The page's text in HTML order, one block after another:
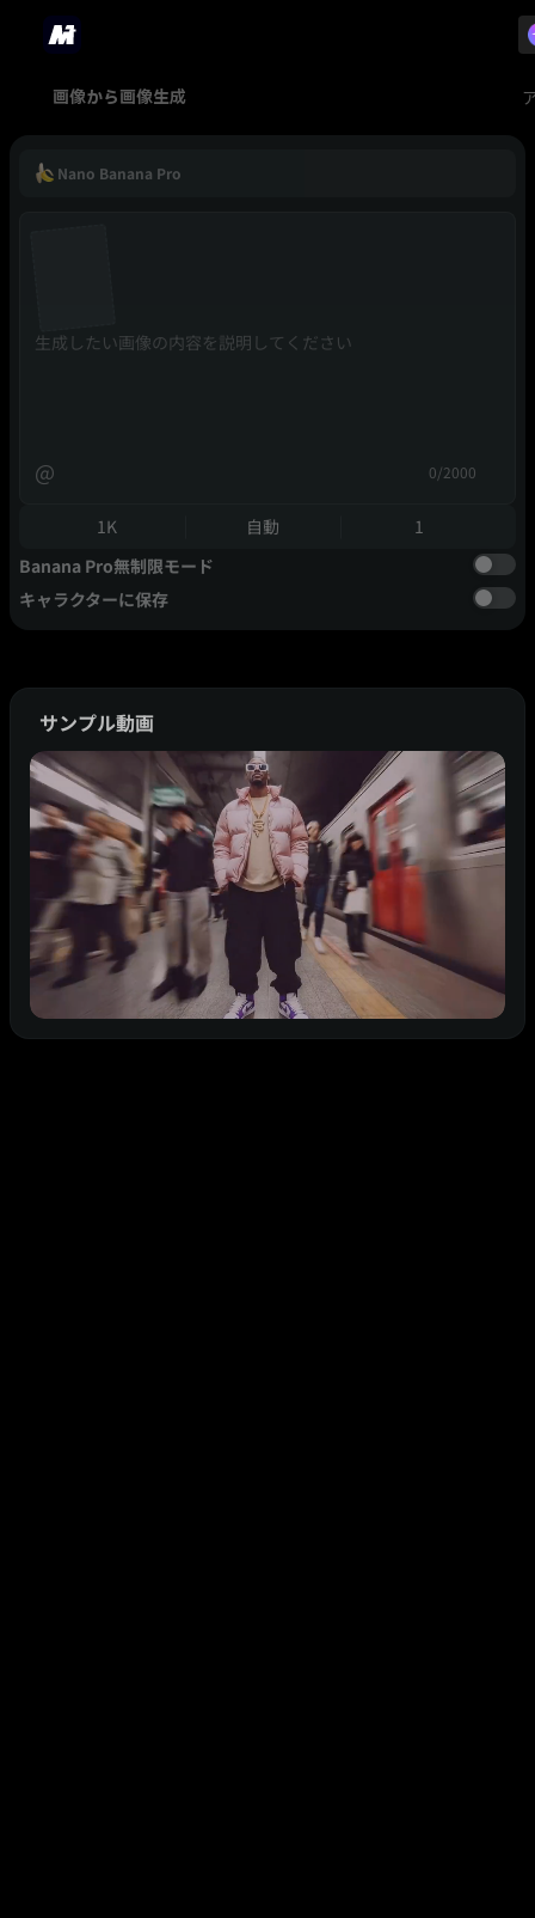
画像から画像生成
Nano Banana Pro
@ 0/2000
1K 自動
1
Banana Pro無制限モード
キャラクターに保存
サンプル動画